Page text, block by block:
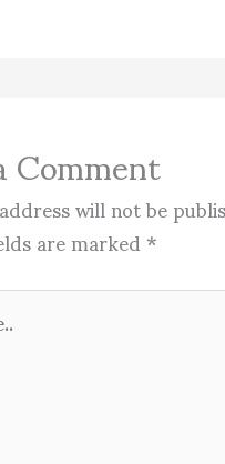
will not be
are marked*